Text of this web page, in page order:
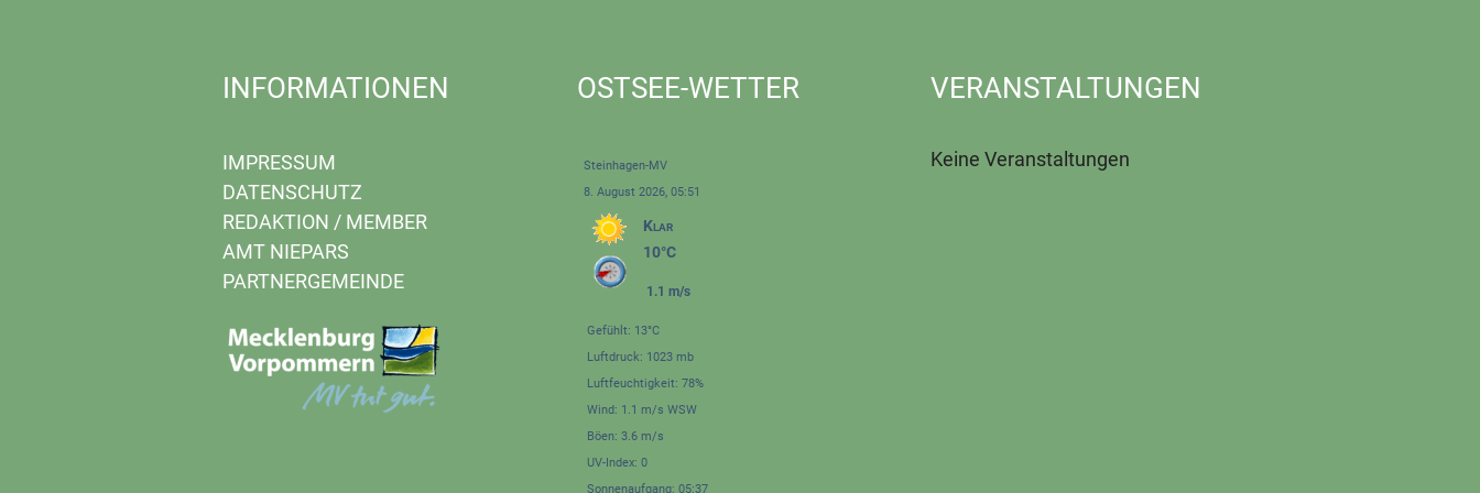
INFORMATIONEN
IMPRESSUM
DATENSCHUTZ
REDAKTION / MEMBER
AMT NIEPARS
PARTNERGEMEINDE
OSTSEE-WETTER
Steinhagen-MV
8. August 2026, 05:51
Klar
10°C
1.1 m/s
Gefühlt: 13°C
Luftdruck: 1023 mb
Luftfeuchtigkeit: 78%
Wind: 1.1 m/s WSW
Böen: 3.6 m/s
UV-Index: 0
Sonnenaufgang: 05:37
VERANSTALTUNGEN
Keine Veranstaltungen